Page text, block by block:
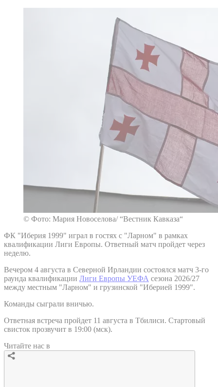
© Фото: Мария Новоселова/ “Вестник Кавказа“
ФК "Иберия 1999" играл в гостях с "Ларном" в рамках
квалификации Лиги Европы. Ответный матч пройдет через
неделю.
Вечером 4 августа в Северной Ирландии состоялся матч 3-го
раунда квалификации Лиги Европы УЕФА сезона 2026/27
между местным "Ларном" и грузинской "Иберией 1999".
Команды сыграли вничью.
Ответная встреча пройдет 11 августа в Тбилиси. Стартовый
свисток прозвучит в 19:00 (мск).
Читайте нас в